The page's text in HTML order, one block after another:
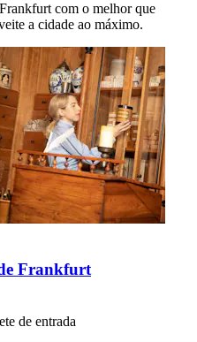
com o melhor que
a cidade ao máximo.
Frankfurt
de entrada